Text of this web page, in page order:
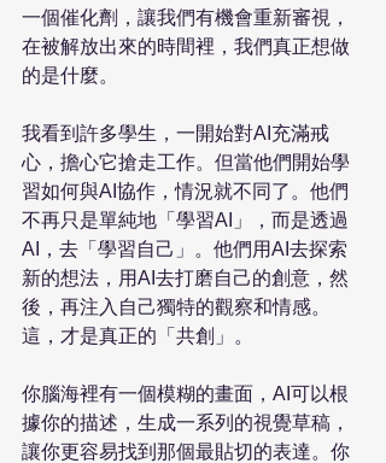
一個催化劑，讓我們有機會重新審視，
在被解放出來的時間裡，我們真正想做
的是什麼。
我看到許多學生，一開始對AI充滿戒
心，擔心它搶走工作。但當他們開始學
習如何與AI協作，情況就不同了。他們
不再只是單純地「學習AI」，而是透過
AI，去「學習自己」。他們用AI去探索
新的想法，用AI去打磨自己的創意，然
後，再注入自己獨特的觀察和情感。
這，才是真正的「共創」。
你腦海裡有一個模糊的畫面，AI可以根
據你的描述，生成一系列的視覺草稿，
讓你更容易找到那個最貼切的表達。你